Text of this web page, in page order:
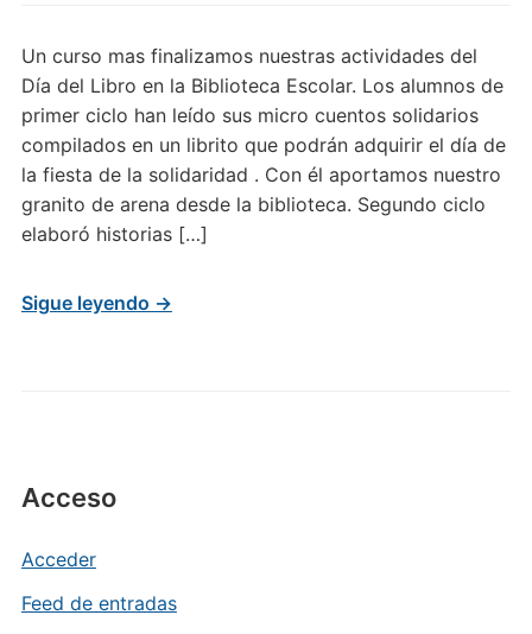
Acceso
Acceder
Feed de entradas
Un curso mas finalizamos nuestras actividades del
Día del Libro en la Biblioteca Escolar. Los alumnos de
primer ciclo han leído sus micro cuentos solidarios
compilados en un librito que podrán adquirir el día de
la fiesta de la solidaridad . Con él aportamos nuestro
granito de arena desde la biblioteca. Segundo ciclo
elaboró historias […]
Sigue leyendo →